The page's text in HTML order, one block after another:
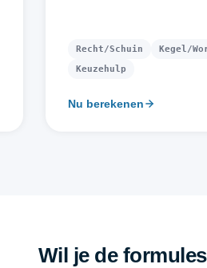
Recht/Schuin
Kegel/
Keuzehulp
Nu berekenen
Wil je de